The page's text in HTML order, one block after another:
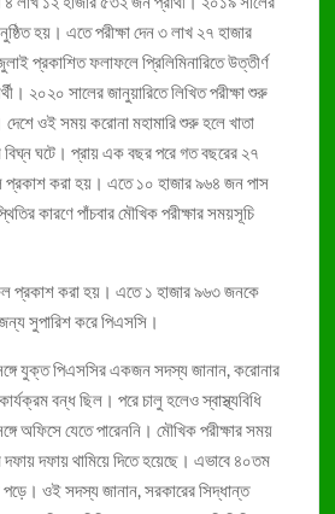
হয়। এতে পরীক্ষা দেন ৩ লাখ ২৭ হাজার
প্রকাশিত ফলাফলে প্রিলিমিনারিতে উত্তীর্ণ
২০২০ সালের জানুয়ারিতে লিখিত পরীক্ষা শুরু
ওই সময় করোনা মহামারি শুরু হলে খাতা
বিঘ্ন ঘটে। প্রায় এক বছর পরে গত বছরের ২৭
প্রকাশ করা হয়। এতে ১০ হাজার ৯৬৪ জন পাস
কারণে পাঁচবার মৌখিক পরীক্ষার সময়সূচি
প্রকাশ করা হয়। এতে ১ হাজার ৯৬৩ জনকে
সুপারিশ করে পিএসসি।
যুক্ত পিএসসির একজন সদস্য জানান, করোনার
বন্ধ ছিল। পরে চালু হলেও স্বাস্থ্যবিধি
অফিসে যেতে পারেননি। মৌখিক পরীক্ষার সময়
দফায় দফায় থামিয়ে দিতে হয়েছে। এভাবে ৪০তম
পড়ে। ওই সদস্য জানান, সরকারের সিদ্ধান্ত